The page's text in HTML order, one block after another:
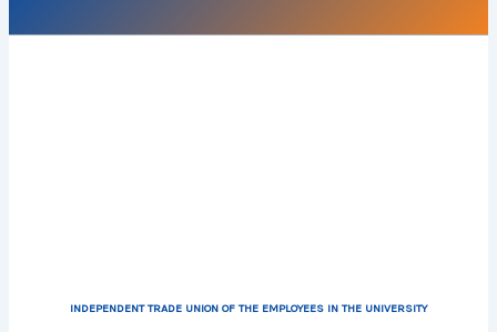
INDEPENDENT TRADE UNION OF THE EMPLOYEES IN THE UNIVERSITY